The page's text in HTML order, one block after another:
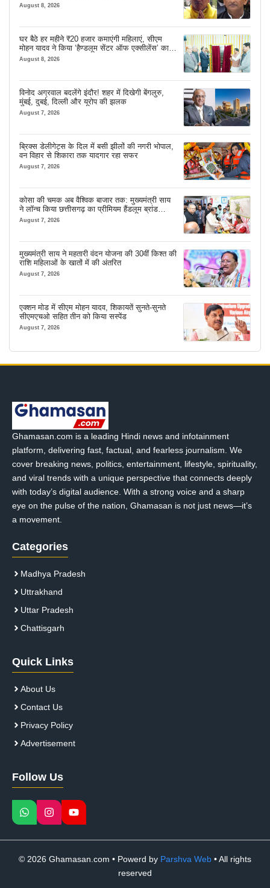
August 8, 2026
घर बैठे हर महीने ₹20 हजार कमाएंगी महिलाएं, सीएम
मोहन यादव ने किया ‘हैण्डलूम सेंटर ऑफ एक्सीलेंस’ का
शुभारंभ
August 8, 2026
विनोद अग्रवाल बदलेंगे इंदौर! शहर में दिखेगी बेंगलुरु,
मुंबई, दुबई, दिल्ली और यूरोप की झलक
August 7, 2026
ब्रिक्स डेलीगेट्स के दिल में बसी झीलों की नगरी भोपाल,
वन विहार से शिकारा तक यादगार रहा सफर
August 7, 2026
कोसा की चमक अब वैश्विक बाजार तक: मुख्यमंत्री साय
ने लॉन्च किया छत्तीसगढ़ का प्रीमियम हैंडलूम ब्रांड
‘कोशल फैब’
August 7, 2026
मुख्यमंत्री साय ने महतारी वंदन योजना की 30वीं किश्त की
राशि महिलाओं के खातों में की अंतरित
August 7, 2026
एक्शन मोड में सीएम मोहन यादव, शिकायतें सुनते-सुनते
सीएमएचओ सहित तीन को किया सस्पेंड
August 7, 2026
Ghamasan.com is a leading Hindi news and infotainment
platform, delivering fast, factual, and fearless journalism. We
cover breaking news, politics, entertainment, lifestyle, spirituality,
and viral trends with a unique perspective that connects deeply
with today’s digital audience. With a strong voice and a sharp
eye on the pulse of the nation, Ghamasan is not just news—it’s
a movement.
Categories
Madhya Pradesh
Uttrakhand
Uttar Pradesh
Chattisgarh
Quick Links
About Us
Contact Us
Privacy Policy
Advertisement
Follow Us
© 2026 Ghamasan.com • Powerd by Parshva Web • All rights
reserved